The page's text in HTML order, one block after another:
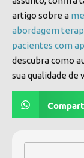
artigo sobre a
abordagem
pacientes com
descubra como
sua qualidade de